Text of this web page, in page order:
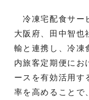
冷凍宅配食サー
大阪府、田中智也
輸と連携し、冷凍
内旅客定期便にお
ースを有効活用す
率を高めることで